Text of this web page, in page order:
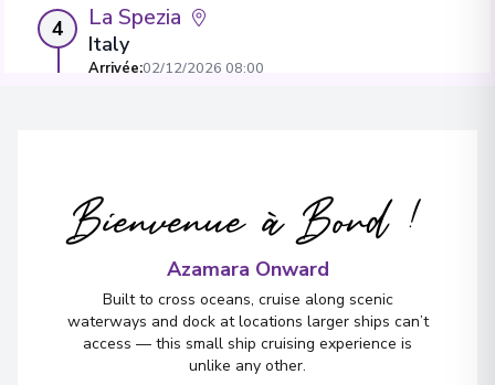
4 La Spezia
Italy
Arrivée:02/12/2026 08:00
Italy
Arrivée
03/12/2026 08:00
04/12/2026 18:00
Séjour d'une nuit
Voir plus de détails et informations
Bienvenue à Bord !
Azamara Onward
Built to cross oceans, cruise along scenic
waterways and dock at locations larger ships can’t
access — this small ship cruising experience is
unlike any other.